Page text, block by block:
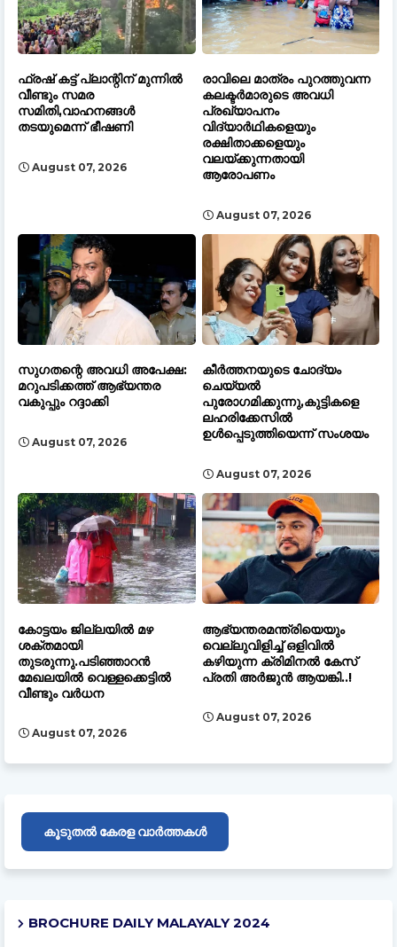
ഫ്രഷ് കട്ട് പ്ലാന്റിന് മുന്നിൽ
വീണ്ടും സമര
സമിതി,വാഹനങ്ങൾ
തടയുമെന്ന് ഭീഷണി
August 07, 2026
രാവിലെ മാത്രം പുറത്തുവന്ന
കലക്ടർമാരുടെ അവധി
പ്രഖ്യാപനം
വിദ്യാർഥികളെയും
രക്ഷിതാക്കളെയും
വലയ്ക്കുന്നതായി
ആരോപണം
August 07, 2026
സുഗതന്റെ അവധി അപേക്ഷ:
മറുപടിക്കത്ത് ആഭ്യന്തര
വകുപ്പും റദ്ദാക്കി
August 07, 2026
കീർത്തനയുടെ ചോദ്യം
ചെയ്യൽ
പുരോഗമിക്കുന്നു,കുട്ടികളെ
ലഹരിക്കേസിൽ
ഉൾപ്പെടുത്തിയെന്ന് സംശയം
August 07, 2026
കോട്ടയം ജില്ലയിൽ മഴ
ശക്തമായി
തുടരുന്നു.പടിഞ്ഞാറൻ
മേഖലയിൽ വെള്ളക്കെട്ടിൽ
വീണ്ടും വർധന
August 07, 2026
ആഭ്യന്തരമന്ത്രിയെയും
വെല്ലുവിളിച്ച് ഒളിവില്‍
കഴിയുന്ന ക്രിമിനൽ കേസ്
പ്രതി അർജുൻ ആയങ്കി..!
August 07, 2026
കൂടുതൽ കേരള വാർത്തകൾ
BROCHURE DAILY MALAYALY 2024